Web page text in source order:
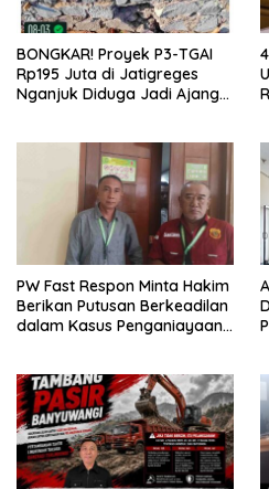
BONGKAR! Proyek P3-TGAI
Rp195 Juta di Jatigreges
Nganjuk Diduga Jadi Ajang
PW Fast Respon Minta Hakim
Berikan Putusan Berkeadilan
dalam Kasus Penganiayaan